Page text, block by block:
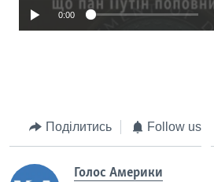
0:00
Поділитись Follow us
Голос Америки